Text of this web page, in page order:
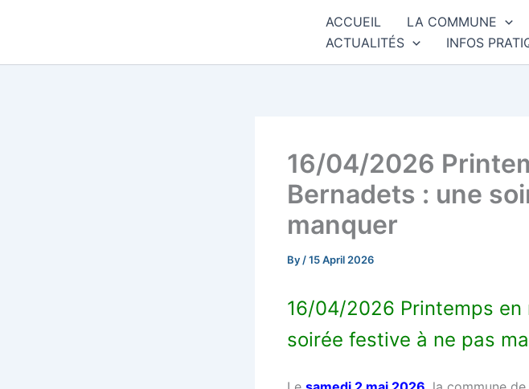
ACCUEIL LA COMMUNE
ACTUALITÉS
INFOS
16/04/2026
Bernadets : une
manquer
By /15 April 2026
16/04/2026 Printemps en
soirée festive à ne pas